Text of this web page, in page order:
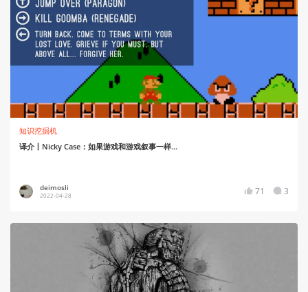
知识挖掘机
译介丨Nicky Case：如果游戏和游戏叙事一样...
deimosli
2022-04-28 71 3